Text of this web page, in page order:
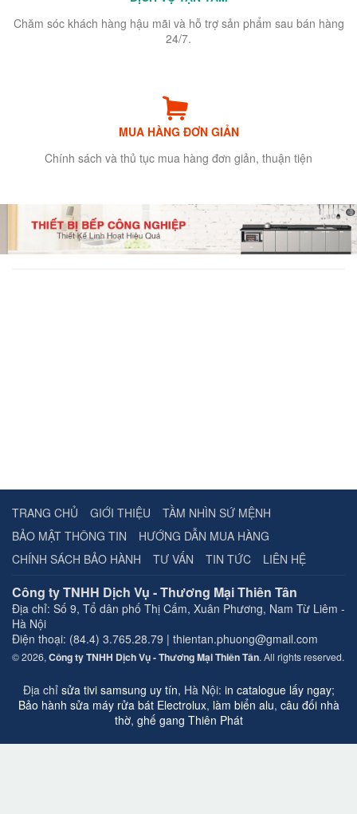
Chăm sóc khách hàng hậu mãi và hỗ trợ sản phẩm sau bán hàng
24/7.
MUA HÀNG ĐƠN GIẢN
Chính sách và thủ tục mua hàng đơn giản, thuận tiện
TRANG CHỦ GIỚI THIỆU
TẦM NHÌN SỨ MỆNH
BẢO MẬT THÔNG TIN
HƯỚNG DẪN MUA HÀNG
CHÍNH SÁCH BẢO HÀNH
TƯ VẤN TIN TỨC LIÊN HỆ
Công ty TNHH Dịch Vụ - Thương Mại Thiên Tân
Địa chỉ: Số 9, Tổ dân phố Thị Cấm, Xuân Phương, Nam Từ Liêm -
Hà Nội
Điện thoại: (84.4) 3.765.28.79 | thientan.phuong@gmail.com
© 2026, Công ty TNHH Dịch Vụ - Thương Mại Thiên Tân. All rights reserved.
Địa chỉ sửa tivi samsung uy tín, Hà Nội: in catalogue lấy ngay;
Bảo hành sửa máy rửa bát Electrolux, làm biển alu, câu đối nhà
thờ, ghế gang Thiên Phát